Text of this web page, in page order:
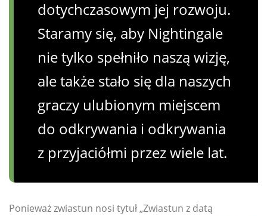
dotychczasowym jej rozwoju.
Staramy się, aby Nightingale
nie tylko spełniło naszą wizję,
ale także stało się dla naszych
graczy ulubionym miejscem
do odkrywania i odkrywania
z przyjaciółmi przez wiele lat.
Ponieważ zwiastun nosi tytuł „Zwiastun z datą